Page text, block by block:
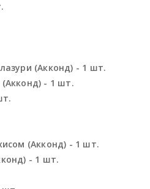
(Акконд) - 1 шт.
- 1 шт.
(Акконд) - 1 шт.
- 1 шт.